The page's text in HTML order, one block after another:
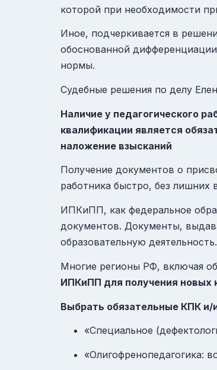
которой при необходимости
Иное, подчеркивается в
обоснованной
нормы.
Судебные решения по делу
Наличие у педагогического
квалификации является
наложение взысканий
Получение документов о
работника быстро, без лишних
ИПКиПП, как федеральное
документов. Документы,
образовательную деятельность.
Многие регионы РФ, включая
ИПКиПП для получения новых
Выбрать обязательные КПК
«Специальное
«Олигофренопедагогика: